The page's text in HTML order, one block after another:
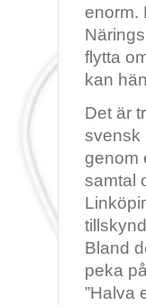
enorm.
flytta
kan
Det är
svensk
genom
samtal
Bland
peka
”Halva